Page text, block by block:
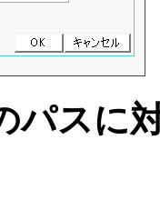
パスに